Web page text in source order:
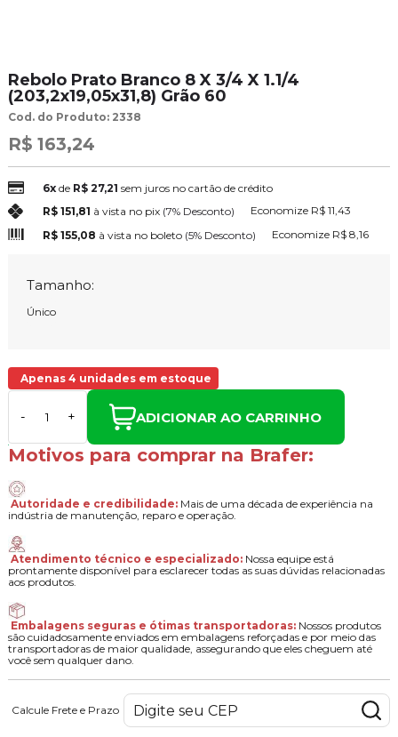
Rebolo Prato Branco 8 X 3/4 X 1.1/4
(203,2x19,05x31,8) Grão 60
Cod. do Produto: 2338
R$ 163,24
6xde R$ 27,21 sem juros no cartão de crédito
R$ 151,81 à vista no pix (7% Desconto) Economize R$ 11,43
R$ 155,08 à vista no boleto (5% Desconto) Economize R$ 8,16
Tamanho:
Único
Apenas 4 unidades em estoque
- + ADICIONAR AO CARRINHO
Motivos para comprar na Brafer:
Autoridade e credibilidade: Mais de uma década de experiência na
indústria de manutenção, reparo e operação.
Atendimento técnico e especializado: Nossa equipe está
prontamente disponível para esclarecer todas as suas dúvidas relacionadas
aos produtos.
Embalagens seguras e ótimas transportadoras: Nossos produtos
são cuidadosamente enviados em embalagens reforçadas e por meio das
transportadoras de maior qualidade, assegurando que eles cheguem até
você sem qualquer dano.
Calcule Frete e Prazo